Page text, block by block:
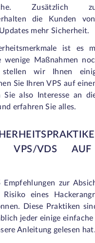
Zusätzlich
die Kunden
mehr Sicherheit.
ist es
wenige Maßnahmen
wir Ihnen
Sie Ihren VPS auf
also Interesse an
erfahren Sie alles.
VPS/VDS
zur
Risiko eines
Diese Praktiken
jeder einige
Anleitung gelesen